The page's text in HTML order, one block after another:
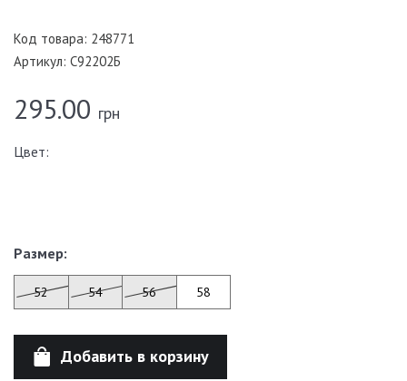
Код товара: 248771
Артикул: C92202Б
295.00 грн
Цвет:
Размер:
52 54 56 58
Добавить в корзину